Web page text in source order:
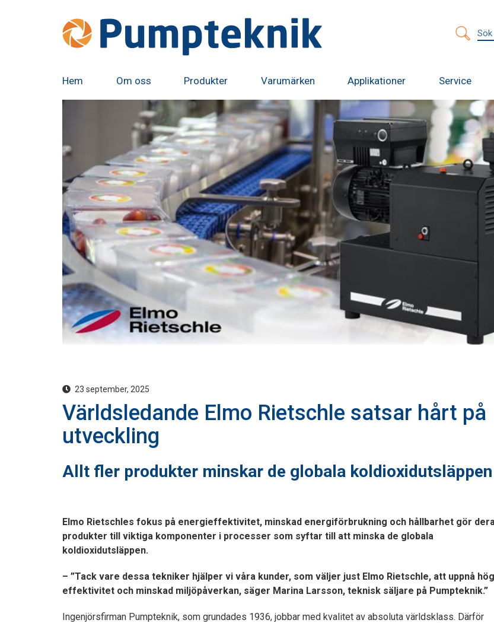
Sök
Hem Om oss Produkter Varumärken Applikationer Service
23 september, 2025
Världsledande Elmo Rietschle satsar hårt på
utveckling
Allt fler produkter minskar de globala koldioxidutsläppen
Elmo Rietschles fokus på energieffektivitet, minskad energiförbrukning och hållbarhet gör
produkter till viktiga komponenter i processer som syftar till att minska de globala
koldioxidutsläppen.
– ”Tack vare dessa tekniker hjälper vi våra kunder, som väljer just Elmo Rietschle, att uppnå
effektivitet och minskad miljöpåverkan, säger Marina Larsson, teknisk säljare på Pumpteknik.”
Ingenjörsfirman Pumpteknik, som grundades 1936, jobbar med kvalitet av absoluta världsklass. Därför